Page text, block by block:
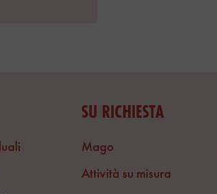
SU RICHIESTA
Mago
Attività su misura